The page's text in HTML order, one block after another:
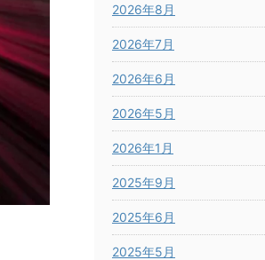
2026年8月
2026年7月
2026年6月
2026年5月
2026年1月
2025年9月
2025年6月
2025年5月